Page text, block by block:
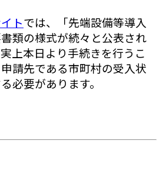
トでは、「先端設備等導入
類の様式が続々と公表され
上本日より手続きを行うこ
請先である市町村の受入状
必要があります。